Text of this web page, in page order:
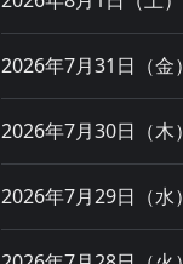
2026年7月31日（金）
2026年7月30日（木）
2026年7月29日（水）